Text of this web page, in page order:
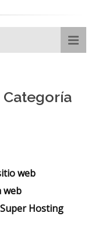
Categoría
web
web
Hosting